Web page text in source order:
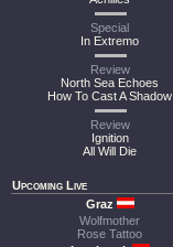
Special
In Extremo
Review
North Sea Echoes
How To Cast A Shadow
Review
Ignition
All Will Die
Upcoming Live
Graz
Wolfmother
Rose Tattoo